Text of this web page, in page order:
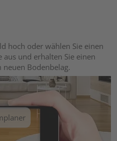
hoch oder wählen Sie einen
und erhalten Sie einen
Bodenbelag.